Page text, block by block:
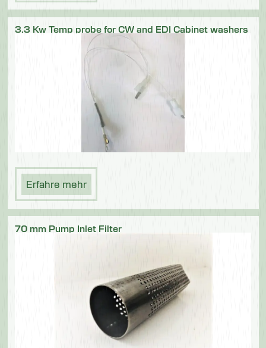
3.3 Kw Temp probe for CW and EDI Cabinet washers
Erfahre mehr
70 mm Pump Inlet Filter